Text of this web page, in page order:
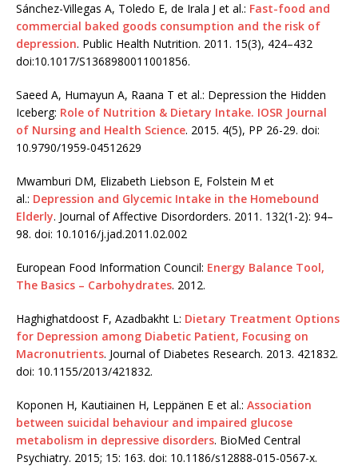
Sánchez-Villegas A, Toledo E, de Irala J et al.: Fast-food and
commercial baked goods consumption and the risk of
depression. Public Health Nutrition. 2011. 15(3), 424–432
doi:10.1017/S1368980011001856.
Saeed A, Humayun A, Raana T et al.: Depression the Hidden
Iceberg: Role of Nutrition & Dietary Intake. IOSR Journal
of Nursing and Health Science. 2015. 4(5), PP 26-29. doi:
10.9790/1959-04512629
Mwamburi DM, Elizabeth Liebson E, Folstein M et
al.: Depression and Glycemic Intake in the Homebound
Elderly. Journal of Affective Disordorders. 2011. 132(1-2): 94–
98. doi: 10.1016/j.jad.2011.02.002
European Food Information Council: Energy Balance Tool,
The Basics – Carbohydrates. 2012.
Haghighatdoost F, Azadbakht L: Dietary Treatment Options
for Depression among Diabetic Patient, Focusing on
Macronutrients. Journal of Diabetes Research. 2013. 421832.
doi: 10.1155/2013/421832.
Koponen H, Kautiainen H, Leppänen E et al.: Association
between suicidal behaviour and impaired glucose
metabolism in depressive disorders. BioMed Central
Psychiatry. 2015; 15: 163. doi: 10.1186/s12888-015-0567-x.